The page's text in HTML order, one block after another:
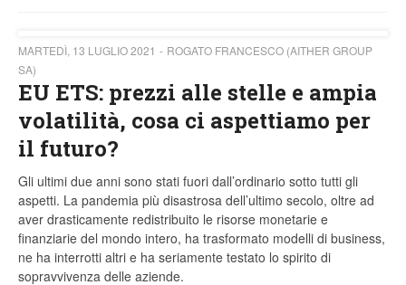
MARTEDÌ, 13 LUGLIO 2021
ROGATO FRANCESCO (AITHER GROUP
SA)
EU ETS: prezzi alle stelle e ampia
volatilità, cosa ci aspettiamo per
il futuro?
Gli ultimi due anni sono stati fuori dall’ordinario sotto tutti gli
aspetti. La pandemia più disastrosa dell’ultimo secolo, oltre ad
aver drasticamente redistribuito le risorse monetarie e
finanziarie del mondo intero, ha trasformato modelli di business,
ne ha interrotti altri e ha seriamente testato lo spirito di
sopravvivenza delle aziende.